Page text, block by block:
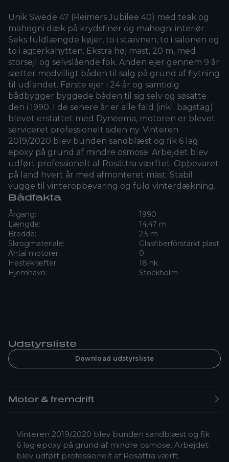
Unik Swede 47 (Reimers Jubilee 40) med teak og
mahogni dæk på krydsfiner og mahogni interiør.
Seks fuldlængde køjer, to i stævnen, to i salonen og
to i agterkahytten. Ekstra høj mast, 20 m, med
storsejl og selvslående fok. Anden ejer gennem 9 år
sætter modvilligt båden til salg på grund af flytning
til udlandet. Første ejer i 24 år og samtidig
bådbygger byggede båden til sig selv og søsatte
den i 1990. I de senere år er alle fald (inkl. bagstag)
blevet erstattet med Dyneema, motoren er blevet
serviceret professionelt siden ny. Vinteren
2019/2020 blev bunden sandblæst og fik 6 lag
epoxy på grund af mindre osmose. Arbejdet blev
udført professionelt af Rosättra værftet. Opbevaret
på land hvert år med afmonteret mast. Stabil
vugge til vinteropbevaring og fuld vinterdækning.
Bådfakta
Årgang:
1990
Længde:
14.47 m
Bredde:
2.5 m
Skrogmateriale:
Glasfiberförstärkt plast
Antal motorer:
0
Hestekræfter:
18 hk
Hjemhavn:
Stockholm
Udstyrsliste
Download udstyrsliste
Motor & fremdrift
Vinteren 2019/2020 blev bunden sandblæst og fik
6 lag epoxy på grund af mindre osmose. Arbejdet
blev udført professionelt af Rosättra værft.